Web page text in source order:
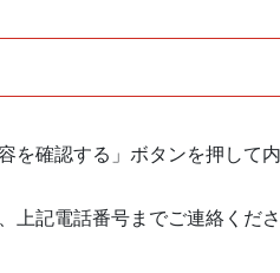
を確認する」ボタンを押して
上記電話番号までご連絡くださ